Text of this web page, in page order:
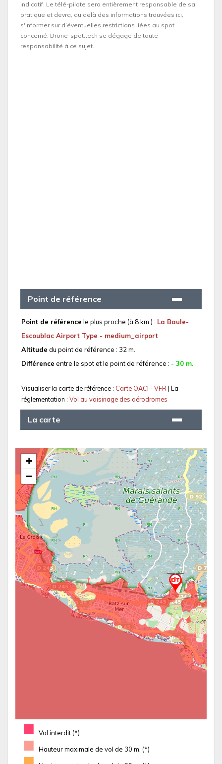
indicatif. Le télé-pilote sera entièrement responsable de sa
pratique et devra, au delà des informations trouvées ici,
s'informer sur d’éventuelles restrictions liées au spot
concerné. Drone-spot.tech se dégage de toute
responsabilité à ce sujet.
Point de référence
Point de référence le plus proche (à 8 km.) : La Baule-
Escoublac Airport Type - medium_airport
Altitude du point de référence : 32 m.
Différence entre le spot et le point de référence : - 30 m.
Visualiser la carte de référence : Carte OACI - VFR| La
réglementation : Vol au voisinage des aérodromes
La carte
■ Vol interdit (*)
■ Hauteur maximale de vol de 30 m. (*)